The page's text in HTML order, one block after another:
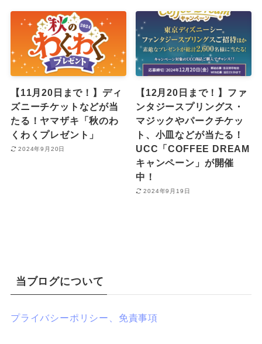
【11月20日まで！】ディ
ズニーチケットなどが当
たる！ヤマザキ「秋のわ
くわくプレゼント」
2024年9月20日
【12月20日まで！】ファ
ンタジースプリングス・
マジックやパークチケッ
ト、小皿などが当たる！
UCC「COFFEE DREAM
キャンペーン」が開催
中！
2024年9月19日
当ブログについて
プライバシーポリシー、免責事項